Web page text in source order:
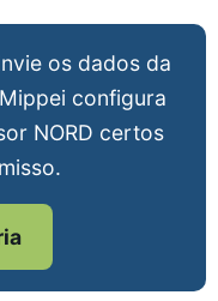
os dados da
configura
NORD certos